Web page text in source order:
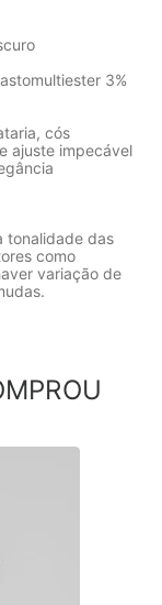
3%
cós
ajuste impecável
tonalidade das
como
variação de